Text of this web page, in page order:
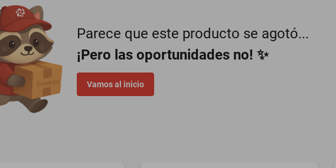
Parece que este producto se agotó...
¡Pero las oportunidades no! ✨
Vamos al inicio